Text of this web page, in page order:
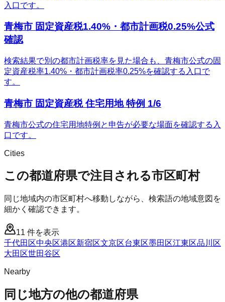
入口です。
青梅市 固定資産税1.40%・都市計画税0.25%公式
確認
検索結果で別の都市計画税率を見た場合も、青梅市公式の固
定資産税率1.40%・都市計画税率0.25%を確認する入口で
す。
青梅市 固定資産税 住宅用地 特例 1/6
青梅市公式の住宅用地特例と申告が必要な場面を確認する入
口です。
Cities
この都道府県で注目される市区町村
同じ地域内の市区町村へ移動しながら、検索語の地域意図を
細かく確認できます。
11 件を表示
千代田区中央区港区新宿区文京区台東区墨田区江東区品川区
大田区世田谷区
Nearby
同じ地方の他の都道府県